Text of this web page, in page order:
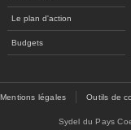
Le plan d'action
Budgets
Mentions légales Outils de
Sydel du Pays